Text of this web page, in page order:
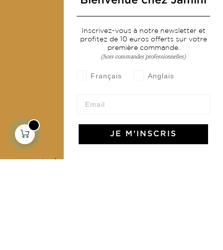
Services
Livraison & retour
CGV
Notre communauté
L'Art de Vivre Jamini
L'art de vivre JAMINI raconté avec poésie et élégance
Inscrivez-vous à notre newsletter et
profitez de 10 euros offerts sur votre
première commande.
(hors commandes professionnelles)
Français Anglais
JE M'INSCRIS